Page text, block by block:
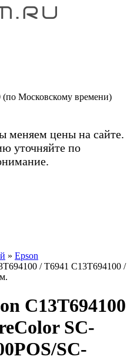
(по Московскому времени)
цены на сайте.
уточняйте по
» Epson
/ T6941 C13T694100 /
C13T694100
SC-
SC-